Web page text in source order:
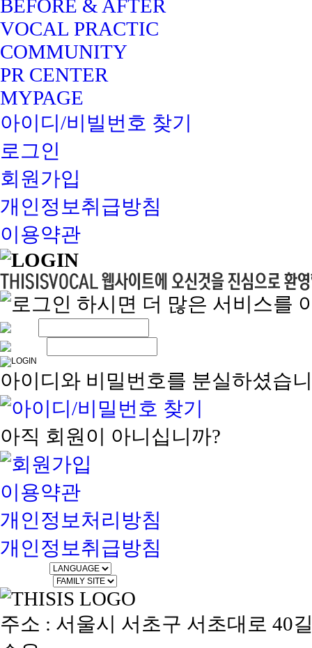
BEFORE & AFTER
VOCAL PRACTIC
COMMUNITY
PR CENTER
MYPAGE
아이디/비빌번호 찾기
로그인
회원가입
개인정보취급방침
이용약관
아이디와 비밀번호를 분실하셨습
아직 회원이 아니십니까?
이용약관
개인정보처리방침
개인정보취급방침
주소 : 서울시 서초구 서초대로 40